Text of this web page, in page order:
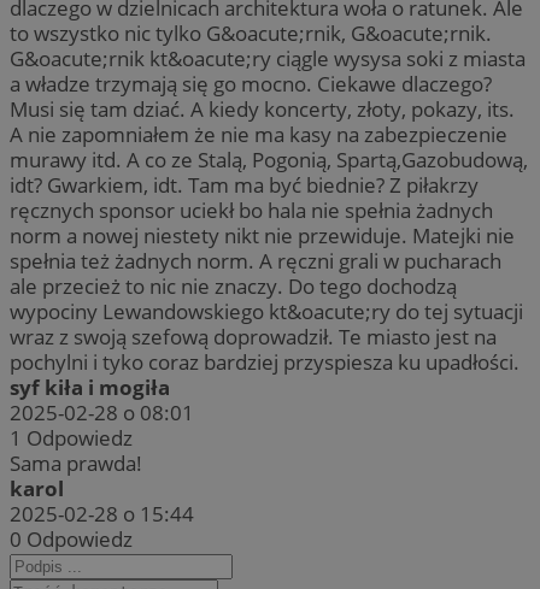
dlaczego w dzielnicach architektura woła o ratunek. Ale
to wszystko nic tylko G&oacute;rnik, G&oacute;rnik.
G&oacute;rnik kt&oacute;ry ciągle wysysa soki z miasta
a władze trzymają się go mocno. Ciekawe dlaczego?
Musi się tam dziać. A kiedy koncerty, złoty, pokazy, its.
A nie zapomniałem że nie ma kasy na zabezpieczenie
murawy itd. A co ze Stalą, Pogonią, Spartą,Gazobudową,
idt? Gwarkiem, idt. Tam ma być biednie? Z piłakrzy
ręcznych sponsor uciekł bo hala nie spełnia żadnych
norm a nowej niestety nikt nie przewiduje. Matejki nie
spełnia też żadnych norm. A ręczni grali w pucharach
ale przecież to nic nie znaczy. Do tego dochodzą
wypociny Lewandowskiego kt&oacute;ry do tej sytuacji
wraz z swoją szefową doprowadził. Te miasto jest na
pochylni i tyko coraz bardziej przyspiesza ku upadłości.
syf kiła i mogiła
2025-02-28 o 08:01
1 Odpowiedz
Sama prawda!
karol
2025-02-28 o 15:44
0 Odpowiedz